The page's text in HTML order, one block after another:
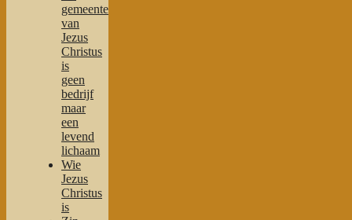
gemeente
van
Jezus
Christus
is
geen
bedrijf
maar
een
levend
lichaam
Wie
Jezus
Christus
is